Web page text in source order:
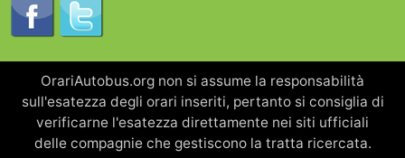
OrariAutobus.org non si assume la responsabilità
sull'esatezza degli orari inseriti, pertanto si consiglia di
verificarne l'esatezza direttamente nei siti ufficiali
delle compagnie che gestiscono la tratta ricercata.